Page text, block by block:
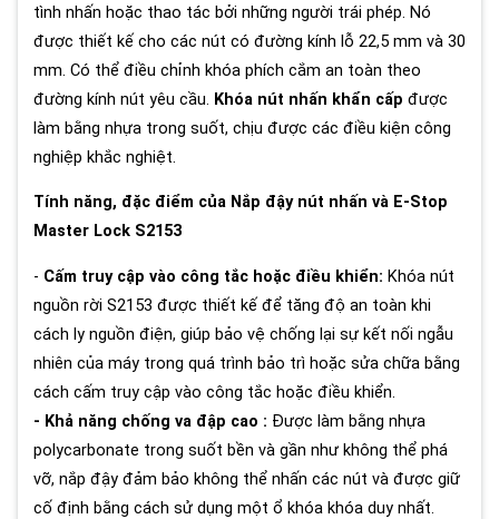
tình nhấn hoặc thao tác bởi những người trái phép. Nó
được thiết kế cho các nút có đường kính lỗ 22,5 mm và 30
mm. Có thể điều chỉnh khóa phích cắm an toàn theo
đường kính nút yêu cầu. Khóa nút nhấn khẩn cấp được
làm bằng nhựa trong suốt, chịu được các điều kiện công
nghiệp khắc nghiệt.
Tính năng, đặc điểm của Nắp đậy nút nhấn và E-Stop
Master Lock S2153
- Cấm truy cập vào công tắc hoặc điều khiển: Khóa nút
nguồn rời S2153 được thiết kế để tăng độ an toàn khi
cách ly nguồn điện, giúp bảo vệ chống lại sự kết nối ngẫu
nhiên của máy trong quá trình bảo trì hoặc sửa chữa bằng
cách cấm truy cập vào công tắc hoặc điều khiển.
- Khả năng chống va đập cao : Được làm bằng nhựa
polycarbonate trong suốt bền và gần như không thể phá
vỡ, nắp đậy đảm bảo không thể nhấn các nút và được giữ
cố định bằng cách sử dụng một ổ khóa khóa duy nhất.